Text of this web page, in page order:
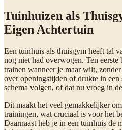
Tuinhuizen als
Eigen Achtertuin
Een tuinhuis als thuisgym heeft tal
nog niet had overwogen. Ten
trainen wanneer je maar wilt,
over openingstijden of drukte in een
schema volgen, of dat nu vroeg in
Dit maakt het veel gemakkelijker
trainingen, wat cruciaal is voor het
Daarnaast heb je in een tuinhuis de